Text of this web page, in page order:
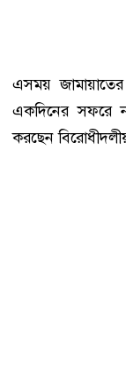
এসময় জামায়াতের
একদিনের সফরে
করছেন